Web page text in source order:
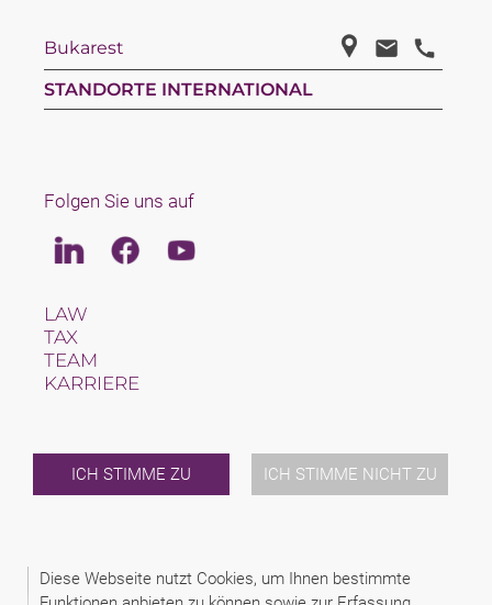
Diese Webseite nutzt Cookies, um Ihnen bestimmte
ICH STIMME ZU ICH STIMME NICHT ZU
Bukarest
STANDORTE INTERNATIONAL
Folgen Sie uns auf
LinkedinFacebookYoutube
LAW
TAX
TEAM
KARRIERE
NEWS & JUSFUL
VERANSTALTUNGEN
KONTAKT
KONRAD HERINGHAUS